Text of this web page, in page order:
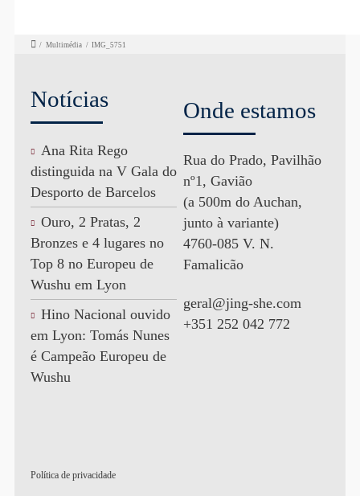
/ Multimédia / IMG_5751
Notícias
Ana Rita Rego
distinguida na V Gala do
Desporto de Barcelos
Ouro, 2 Pratas, 2
Bronzes e 4 lugares no
Top 8 no Europeu de
Wushu em Lyon
Hino Nacional ouvido
em Lyon: Tomás Nunes
é Campeão Europeu de
Wushu
Onde estamos
Rua do Prado, Pavilhão
nº1, Gavião
(a 500m do Auchan,
junto à variante)
4760-085 V. N.
Famalicão
geral@jing-she.com
+351 252 042 772
Política de privacidade